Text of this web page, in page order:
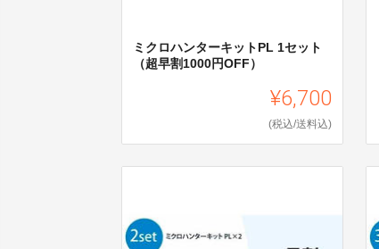
ミクロハンターキットPL 1セット
（超早割1000円OFF）
¥6,700
(税込/送料込)